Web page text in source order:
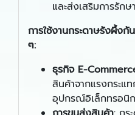
และส่งเสริมการรัก
การใช้งานกระดาษรังผึ้ง
ๆ:
ธุรกิจ E-
สินค้าจากแรงกระแ
อุปกรณ์อิเล็กทรอนิก